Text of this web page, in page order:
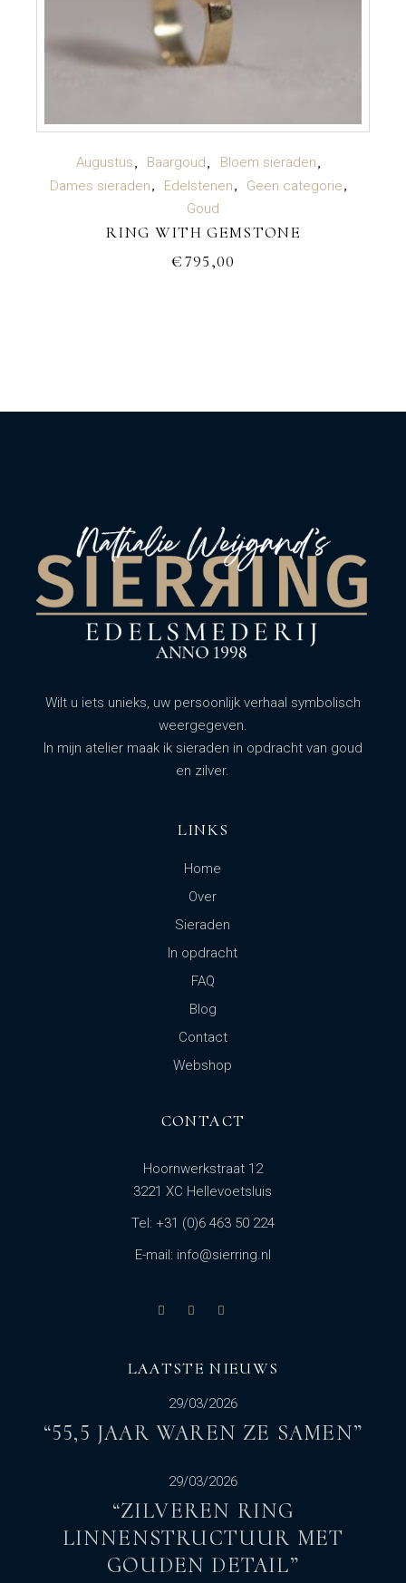
TOEVOEGEN AAN WINKELWAGEN
Augustus Baargoud
Bloem sieraden
Dames sieraden
Edelstenen
Geen categorie
Goud
RING WITH GEMSTONE
€795,00
Wilt u iets unieks, uw persoonlijk verhaal symbolisch
weergegeven.
In mijn atelier maak ik sieraden in opdracht van goud
en zilver.
LINKS
Home
Over
Sieraden
In opdracht
FAQ
Blog
Contact
Webshop
CONTACT
Hoornwerkstraat 12
3221 XC Hellevoetsluis
Tel: +31 (0)6 463 50 224
E-mail: info@sierring.nl
LAATSTE NIEUWS
29/03/2026
“55,5 JAAR WAREN ZE SAMEN”
29/03/2026
“ZILVEREN RING
LINNENSTRUCTUUR MET
GOUDEN DETAIL”